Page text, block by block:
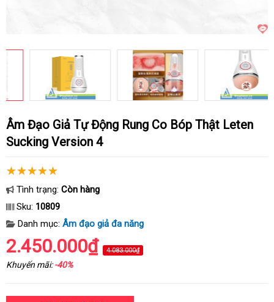
Âm Đạo Giả Tự Động Rung Co Bóp Thật Leten
Sucking Version 4
Tình trạng: Còn hàng
Sku: 10809
Danh mục: Âm đạo giả đa năng
2.450.000₫ 4.083.000₫
Khuyến mãi:-40%